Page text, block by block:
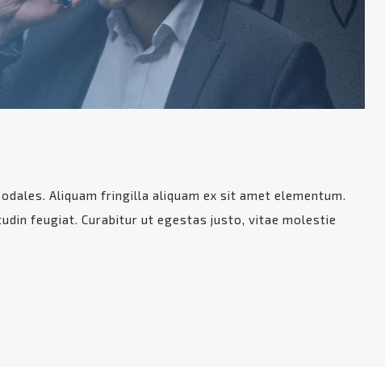
Aliquam fringilla aliquam ex sit amet elementum.
feugiat. Curabitur ut egestas justo, vitae molestie